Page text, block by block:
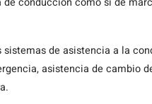
sistemas de asistencia a la
asistencia de cambio